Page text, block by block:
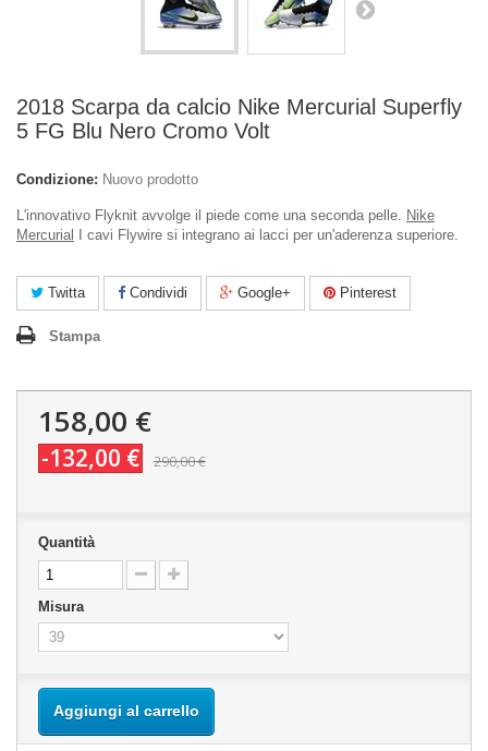
2018 Scarpa da calcio Nike Mercurial Superfly
5 FG Blu Nero Cromo Volt
Condizione: Nuovo prodotto
L'innovativo Flyknit avvolge il piede come una seconda pelle. Nike
Mercurial
I cavi Flywire si integrano ai lacci per un'aderenza superiore.
Twitta Condividi Google+ Pinterest
Stampa
158,00 €
-132,00 € 290,00 €
Quantità
Misura
Aggiungi al carrello